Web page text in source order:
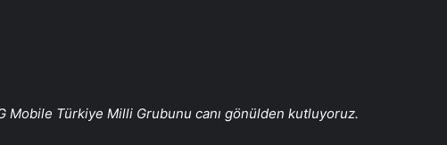
Mobile Türkiye Milli Grubunu canı gönülden kutluyoruz.